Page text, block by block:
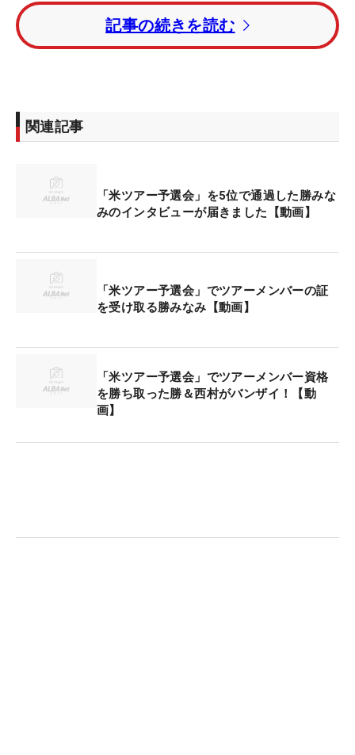
た」ことだった。その余裕を生んだのは日本で培っ
てきたものだった。
まずは体力面。8日間144ホールというタフな戦いだ
ったが、2年前から自分を厳しく追い込んできたト
（笑）。体力勝負だなと思っていましたが、トレー
ニングしてきた結果がこの8日間のゴルフに出たな
と思います」。スタミナ面で劣っていてはメンタル
そのトレーニングのおかげで飛距離の面でも十分に
戦うことができた。日本ツアーで4位の飛距離
なり、「こっちの選手はトレーニングへの意識が高
い。体も大きい。私ももっとやらないと」と刺激も
もらったが、戦えるレベルにはあった。
記事の続きを読む
関連記事
「米ツアー予選会」を5位で通過した勝みな
みのインタビューが届きました【動画】
「米ツアー予選会」でツアーメンバーの証
を受け取る勝みなみ【動画】
「米ツアー予選会」でツアーメンバー資格
を勝ち取った勝＆西村がバンザイ！【動
画】